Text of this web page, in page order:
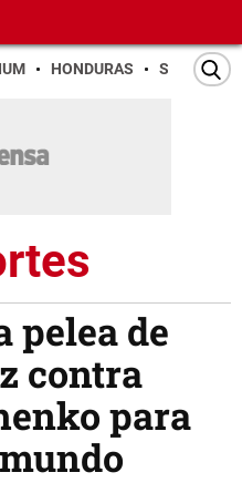
HONDURAS SAN PEDRO
pelea de
contra
para